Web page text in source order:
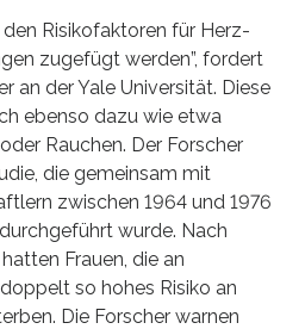
Risikofaktoren für Herz-
zugefügt werden”, fordert
an der Yale Universität. Diese
ebenso dazu wie etwa
Rauchen. Der Forscher
die gemeinsam mit
zwischen 1964 und 1976
wurde. Nach
Frauen, die an
so hohes Risiko an
Die Forscher warnen